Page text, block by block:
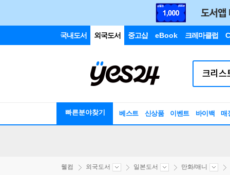
국내도서 외국도서 중고샵 eBook 크레마클럽
빠른분야찾기 베스트 신상품 이벤트 바이백 매
웰컴 외국도서 일본도서 만화/애니